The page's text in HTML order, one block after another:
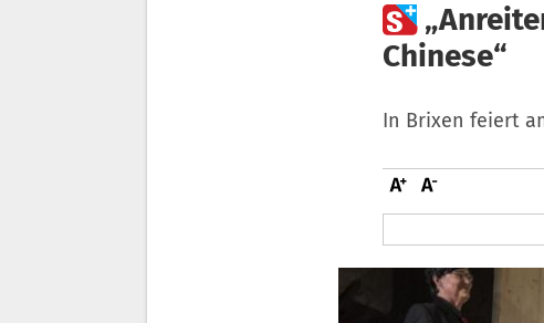

Chinese“
In Brixen feiert